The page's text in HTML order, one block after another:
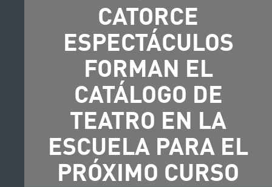
CATORCE
ESPECTÁCULOS
FORMAN EL
CATÁLOGO DE
TEATRO EN LA
ESCUELA PARA EL
PRÓXIMO CURSO